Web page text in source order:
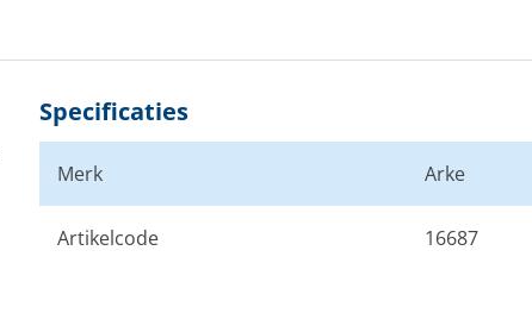
Specificaties
Merk Arke
Artikelcode 16687